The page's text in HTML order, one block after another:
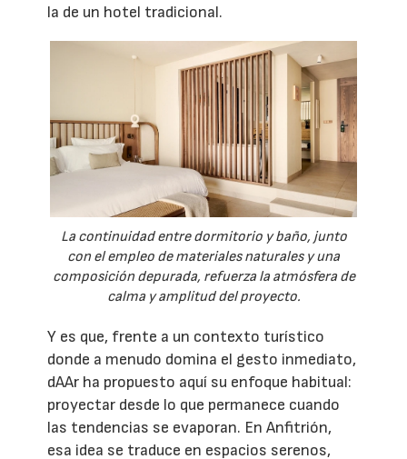
la de un hotel tradicional.
La continuidad entre dormitorio y baño, junto
con el empleo de materiales naturales y una
composición depurada, refuerza la atmósfera de
calma y amplitud del proyecto.
Y es que, frente a un contexto turístico
donde a menudo domina el gesto inmediato,
dAAr ha propuesto aquí su enfoque habitual:
proyectar desde lo que permanece cuando
las tendencias se evaporan. En Anfitrión,
esa idea se traduce en espacios serenos,